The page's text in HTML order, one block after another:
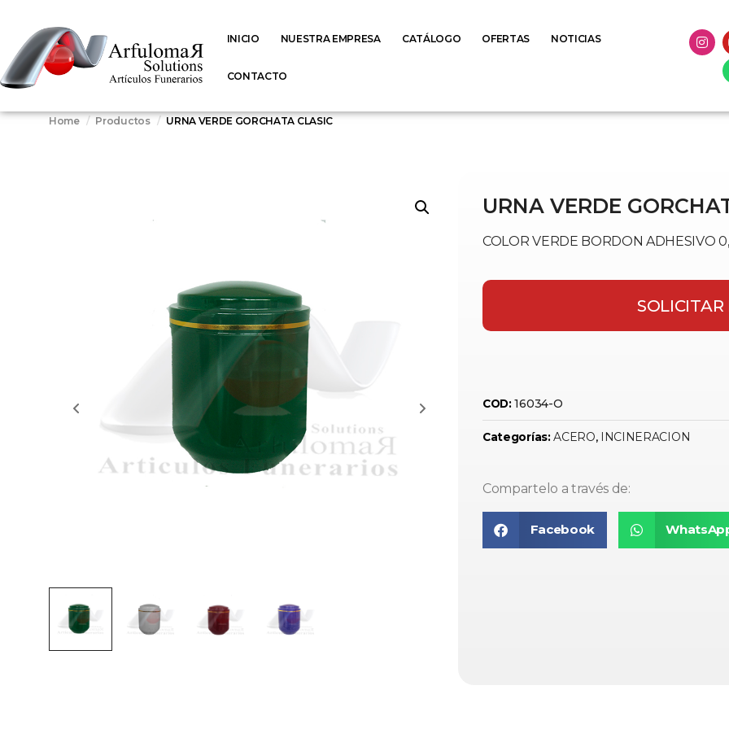
INICIO NUESTRA EMPRESA CATÁLOGO OFERTAS NOTICIAS
CONTACTO
Home Productos URNA VERDE GORCHATA CLASIC
URNA VERDE
COLOR VERDE BORDON ADHESIVO
SOLICITAR
COD:16034-O
Categorías:ACERO, INCINERACION
Compartelo a través de:
Facebook